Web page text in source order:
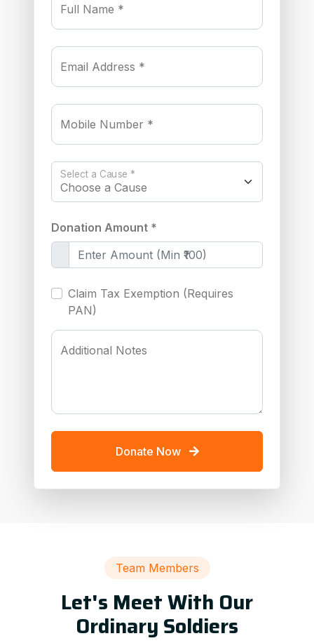
Full Name *
Email Address *
Mobile Number *
Select a Cause *
Donation Amount *
Claim Tax Exemption (Requires
PAN)
Additional Notes
Donate Now
Team Members
Let's Meet With Our
Ordinary Soldiers